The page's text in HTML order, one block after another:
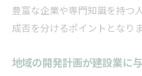
豊富な企業や専門知識を持つ
成否を分けるポイントとなりま
地域の開発計画が建設業に